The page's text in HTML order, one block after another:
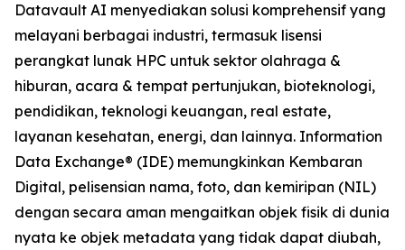
Datavault AI menyediakan solusi komprehensif yang
melayani berbagai industri, termasuk lisensi
perangkat lunak HPC untuk sektor olahraga &
hiburan, acara & tempat pertunjukan, bioteknologi,
pendidikan, teknologi keuangan, real estate,
layanan kesehatan, energi, dan lainnya. Information
Data Exchange® (IDE) memungkinkan Kembaran
Digital, pelisensian nama, foto, dan kemiripan (NIL)
dengan secara aman mengaitkan objek fisik di dunia
nyata ke objek metadata yang tidak dapat diubah,